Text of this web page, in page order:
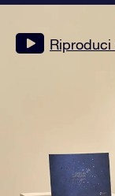
Riproduci